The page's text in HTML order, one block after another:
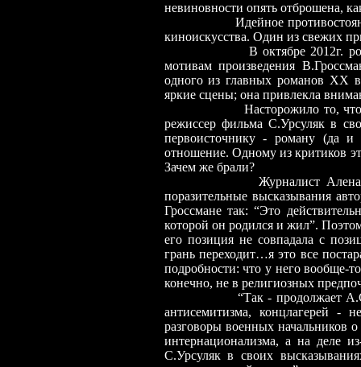
невиновности опять отброшена,
Идейное
киноискусства. Один из свежих
В октябре 2012г.
мотивам произведения
одного из главных романов ХХ
яркие сцены; она привлекла
Насторожило то,
режиссер фильма С.Урсуляк в
первоисточнику- роману (да и
отношение. Одному из критиков
Зачем же брали?
Журналист
поразительные высказывания
Гроссмане так: “Это
которой он родился и жил”.
его позиция не совпадала с
грань переходит…я это все
подробности: что у него вообще-
конечно, не в религиозных
“Так- продолжает
антисемитизма, концлагерей -
разговоры военных начальников
интернационализма, а на деле
С.Урсуляк в своих